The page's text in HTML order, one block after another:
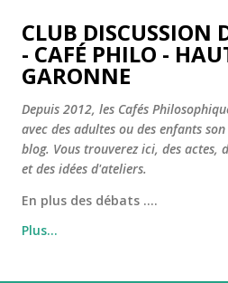
Accéder au
CLUB DISCUSSION
- CAFÉ PHILO -
GARONNE
Depuis 2012, les Cafés
avec des adultes ou des enfants
blog. Vous trouverez ici, des actes,
et des idées d'ateliers.
En plus des débats ....
Plus…